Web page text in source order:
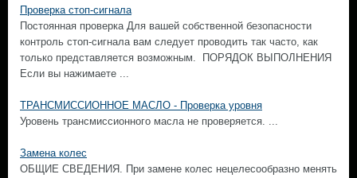
Проверка стоп-сигнала
Постоянная проверка Для вашей собственной безопасности
контроль стоп-сигнала вам следует проводить так часто, как
только представляется возможным. ПОРЯДОК ВЫПОЛНЕНИЯ
Если вы нажимаете ...
ТРАНСМИССИОННОЕ МАСЛО - Проверка уровня
Уровень трансмиссионного масла не проверяется. ...
Замена колес
ОБЩИЕ СВЕДЕНИЯ. При замене колес нецелесообразно менять